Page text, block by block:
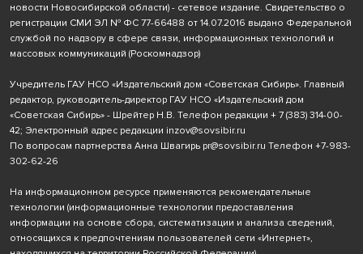
новости Новосибирской области) - сетевое издание. Свидетельство о
регистрации СМИ ЭЛ № ФС 77-66488 от 14.07.2016 выдано Федеральной
службой по надзору в сфере связи, информационных технологий и
массовых коммуникаций (Роскомнадзор)
Учредитель ГАУ НСО «Издательский дом «Советская Сибирь». Главный
редактор, руководитель-директор ГАУ НСО «Издательский дом
«Советская Сибирь» - Шрейтер Н.В. Телефон редакции + 7 (383) 314-00-
42; Электронный адрес редакции inzov@sovsibir.ru
По вопросам партнерства Анна Швагирь pr@sovsibir.ru Телефон +7-983-
302-62-26
На информационном ресурсе применяются рекомендательные
технологии (информационные технологии предоставления
информации на основе сбора, систематизации и анализа сведений,
относящихся к предпочтениям пользователей сети «Интернет»,